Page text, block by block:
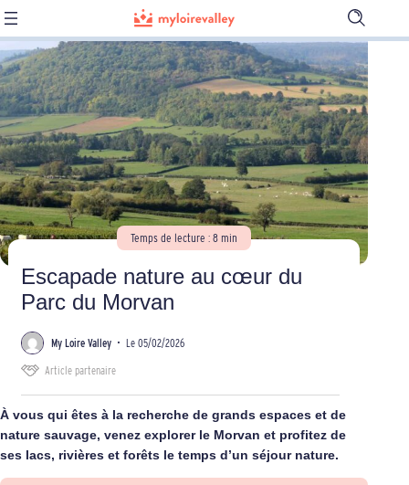
Ouvrir
la
barre
de
Temps de lecture : 8 min
Escapade nature au cœur du
Parc du Morvan
My Loire Valley • Le 05/02/2026
Article partenaire
À vous qui êtes à la recherche de grands espaces et de
nature sauvage, venez explorer le Morvan et profitez de
ses lacs, rivières et forêts le temps d’un séjour nature.